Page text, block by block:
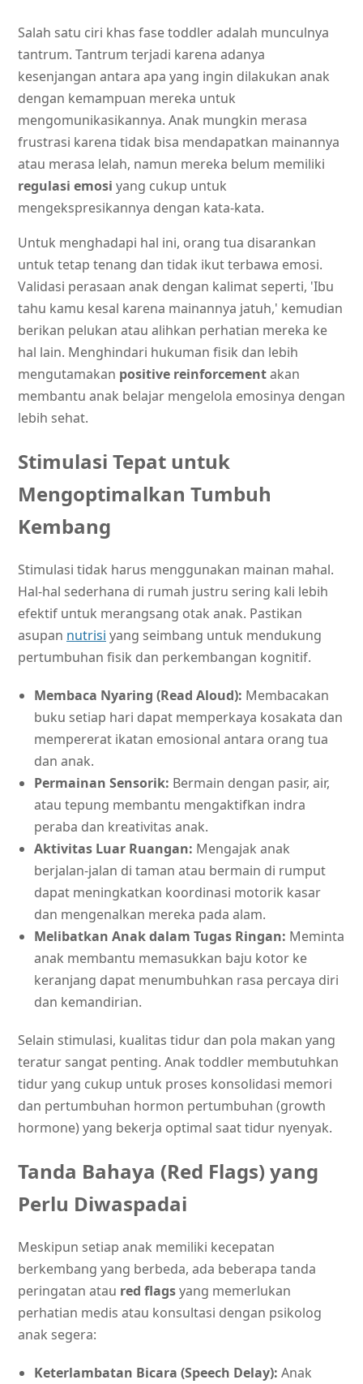
Salah satu ciri khas fase toddler adalah munculnya
tantrum. Tantrum terjadi karena adanya
kesenjangan antara apa yang ingin dilakukan anak
dengan kemampuan mereka untuk
mengomunikasikannya. Anak mungkin merasa
frustrasi karena tidak bisa mendapatkan mainannya
atau merasa lelah, namun mereka belum memiliki
regulasi emosi yang cukup untuk
mengekspresikannya dengan kata-kata.
Untuk menghadapi hal ini, orang tua disarankan
untuk tetap tenang dan tidak ikut terbawa emosi.
Validasi perasaan anak dengan kalimat seperti, 'Ibu
tahu kamu kesal karena mainannya jatuh,' kemudian
berikan pelukan atau alihkan perhatian mereka ke
hal lain. Menghindari hukuman fisik dan lebih
mengutamakan positive reinforcementakan
membantu anak belajar mengelola emosinya dengan
lebih sehat.
Stimulasi Tepat untuk
Mengoptimalkan Tumbuh
Kembang
Stimulasi tidak harus menggunakan mainan mahal.
Hal-hal sederhana di rumah justru sering kali lebih
efektif untuk merangsang otak anak. Pastikan
asupan nutrisi yang seimbang untuk mendukung
pertumbuhan fisik dan perkembangan kognitif.
Membaca Nyaring (Read Aloud): Membacakan
buku setiap hari dapat memperkaya kosakata dan
mempererat ikatan emosional antara orang tua
dan anak.
Permainan Sensorik: Bermain dengan pasir, air,
atau tepung membantu mengaktifkan indra
peraba dan kreativitas anak.
Aktivitas Luar Ruangan: Mengajak anak
berjalan-jalan di taman atau bermain di rumput
dapat meningkatkan koordinasi motorik kasar
dan mengenalkan mereka pada alam.
Melibatkan Anak dalam Tugas Ringan: Meminta
anak membantu memasukkan baju kotor ke
keranjang dapat menumbuhkan rasa percaya diri
dan kemandirian.
Selain stimulasi, kualitas tidur dan pola makan yang
teratur sangat penting. Anak toddler membutuhkan
tidur yang cukup untuk proses konsolidasi memori
dan pertumbuhan hormon pertumbuhan (growth
hormone) yang bekerja optimal saat tidur nyenyak.
Tanda Bahaya (Red Flags) yang
Perlu Diwaspadai
Meskipun setiap anak memiliki kecepatan
berkembang yang berbeda, ada beberapa tanda
peringatan atau red flagsyang memerlukan
perhatian medis atau konsultasi dengan psikolog
anak segera:
Keterlambatan Bicara (Speech Delay): Anak